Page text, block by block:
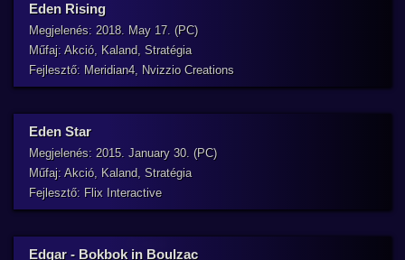
Eden Rising
Megjelenés: 2018. May 17. (PC)
Műfaj: Akció, Kaland, Stratégia
Fejlesztő: Meridian4, Nvizzio Creations
Eden Star
Megjelenés: 2015. January 30. (PC)
Műfaj: Akció, Kaland, Stratégia
Fejlesztő: Flix Interactive
Edgar - Bokbok in Boulzac